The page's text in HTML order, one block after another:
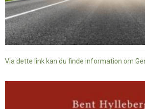
Via dette link kan du finde information om